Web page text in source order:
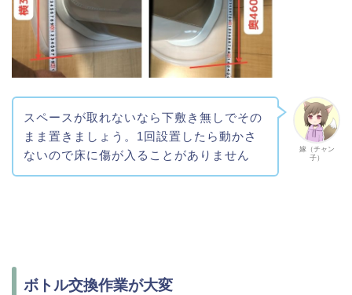
嫁（チャン
子）
スペースが取れないなら下敷き無しでその
まま置きましょう。1回設置したら動かさ
ないので床に傷が入ることがありません
ボトル交換作業が大変